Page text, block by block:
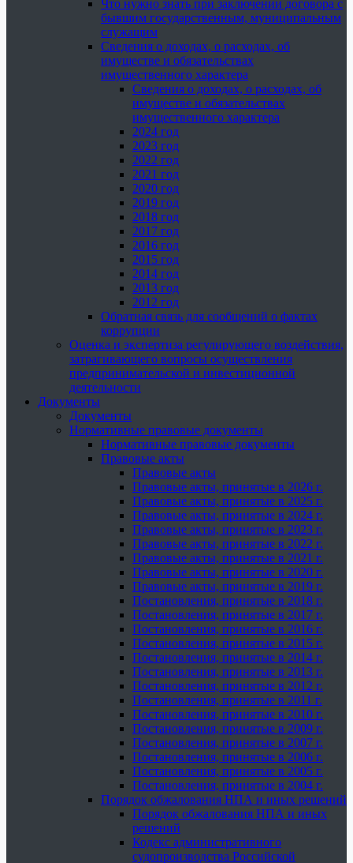
Что нужно знать при заключении договора с
бывшим государственным, муниципальным
служащим
Сведения о доходах, о расходах, об
имуществе и обязательствах
имущественного характера
Сведения о доходах, о расходах, об
имуществе и обязательствах
имущественного характера
2024 год
2023 год
2022 год
2021 год
2020 год
2019 год
2018 год
2017 год
2016 год
2015 год
2014 год
2013 год
2012 год
Обратная связь для сообщений о фактах
коррупции
Оценка и экспертиза регулирующего воздействия,
затрагивающего вопросы осуществления
предпринимательской и инвестиционной
деятельности
Документы
Документы
Нормативные правовые документы
Нормативные правовые документы
Правовые акты
Правовые акты
Правовые акты, принятые в 2026 г.
Правовые акты, принятые в 2025 г.
Правовые акты, принятые в 2024 г.
Правовые акты, принятые в 2023 г.
Правовые акты, принятые в 2022 г.
Правовые акты, принятые в 2021 г.
Правовые акты, принятые в 2020 г.
Правовые акты, принятые в 2019 г.
Постановления, принятые в 2018 г.
Постановления, принятые в 2017 г.
Постановления, принятые в 2016 г.
Постановления, принятые в 2015 г.
Постановления, принятые в 2014 г.
Постановления, принятые в 2013 г.
Постановления, принятые в 2012 г.
Постановления, принятые в 2011 г.
Постановления, принятые в 2010 г.
Постановления, принятые в 2009 г.
Постановления, принятые в 2007 г.
Постановления, принятые в 2006 г.
Постановления, принятые в 2005 г.
Постановления, принятые в 2004 г.
Порядок обжалования НПА и иных решений
Порядок обжалования НПА и иных
решений
Кодекс административного
судопроизводства Российской